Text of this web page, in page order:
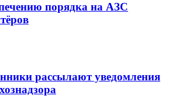
порядка на АЗС
рассылают уведомления